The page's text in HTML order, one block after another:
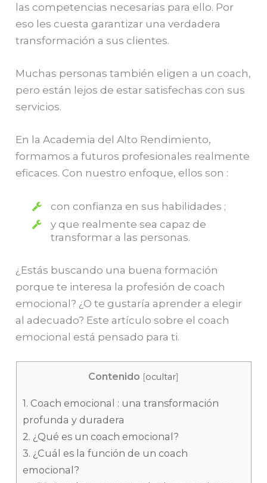
las competencias necesarias para ello. Por
eso les cuesta garantizar una verdadera
transformación a sus clientes.
Muchas personas también eligen a un coach,
pero están lejos de estar satisfechas con sus
servicios.
En la Academia del Alto Rendimiento,
formamos a futuros profesionales realmente
eficaces. Con nuestro enfoque, ellos son :
con confianza en sus habilidades ;
y que realmente sea capaz de
transformar a las personas.
¿Estás buscando una buena formación
porque te interesa la profesión de coach
emocional? ¿O te gustaría aprender a elegir
al adecuado? Este artículo sobre el coach
emocional está pensado para ti.
Contenido [ocultar]
1. Coach emocional : una transformación
profunda y duradera
2. ¿Qué es un coach emocional?
3. ¿Cuál es la función de un coach
emocional?